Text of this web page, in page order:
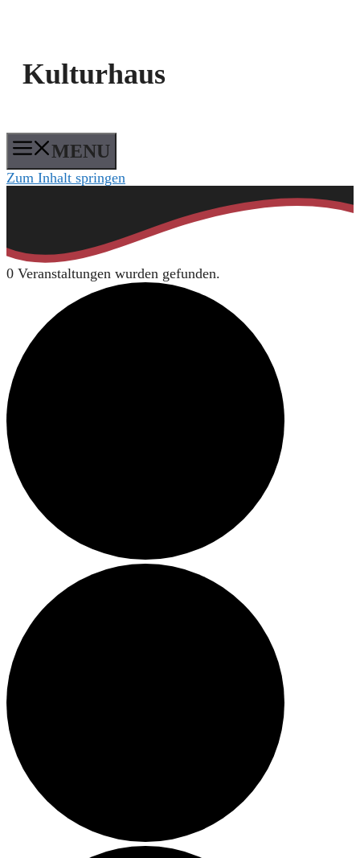
Kulturhaus
MENU
Zum Inhalt springen
0 Veranstaltungen wurden gefunden.